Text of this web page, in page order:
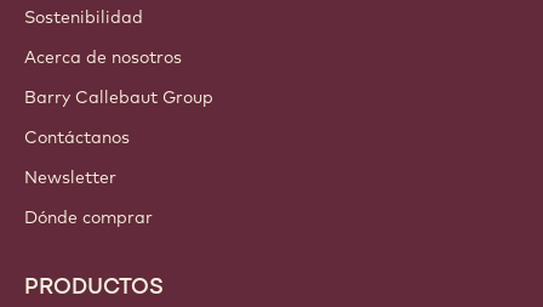
Sostenibilidad
Acerca de nosotros
Barry Callebaut Group
Contáctanos
Newsletter
Dónde comprar
PRODUCTOS